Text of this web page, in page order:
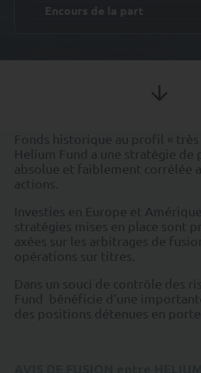
Encours de la part
Fonds historique au profil « très
Helium Fund a une stratégie de
absolue et faiblement corrélée
actions.
Investies en Europe et
stratégies mises en place sont
axées sur les arbitrages de
opérations sur titres.
Dans un souci de contrôle des
Fund bénéficie d’une
des positions détenues en